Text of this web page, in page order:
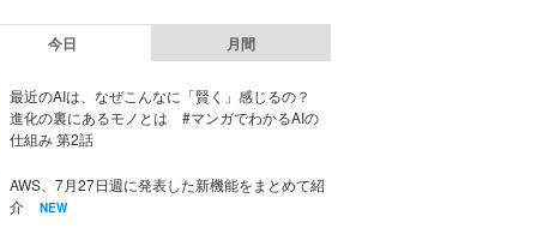
今日 月間
最近のAIは、なぜこんなに「賢く」感じるの？
進化の裏にあるモノとは #マンガでわかるAIの
仕組み 第2話
AWS、7月27日週に発表した新機能をまとめて紹
介
NEW